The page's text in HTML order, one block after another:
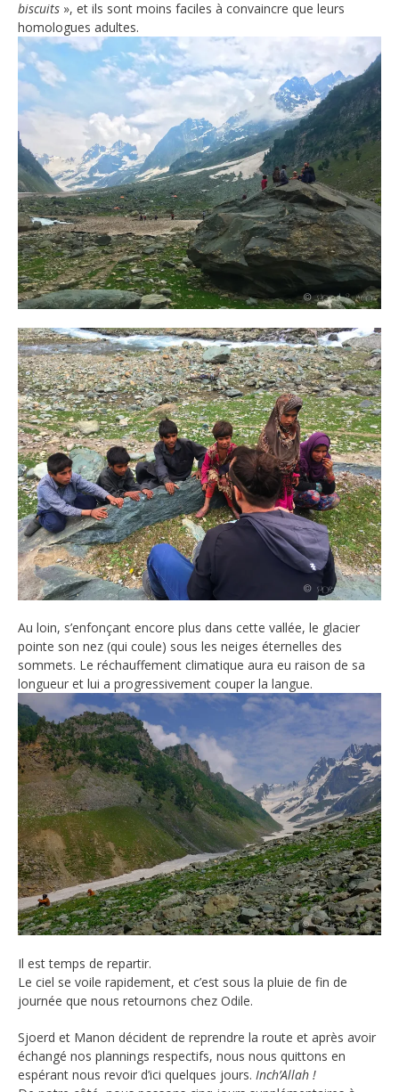
biscuits », et ils sont moins faciles à convaincre que leurs
homologues adultes.
Au loin, s’enfonçant encore plus dans cette vallée, le glacier
pointe son nez (qui coule) sous les neiges éternelles des
sommets. Le réchauffement climatique aura eu raison de sa
longueur et lui a progressivement couper la langue.
Il est temps de repartir.
Le ciel se voile rapidement, et c’est sous la pluie de fin de
journée que nous retournons chez Odile.
Sjoerd et Manon décident de reprendre la route et après avoir
échangé nos plannings respectifs, nous nous quittons en
espérant nous revoir d’ici quelques jours. Inch’Allah !